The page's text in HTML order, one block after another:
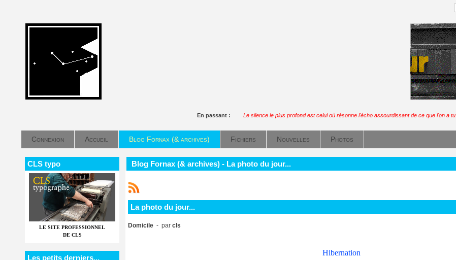
En passant : Le silence le plus profond est celui où résonne l'écho assourdissant de ce que l'on a tu.
Connexion Accueil Blog Fornax (& archives) Fichiers Nouvelles Photos
CLS typo
LE SITE PROFESSIONNEL
DE CLS
Les petits derniers...
Blog Fornax (& archives) - La photo du jour...
La photo du jour...
Domicile - par cls
Hibernation